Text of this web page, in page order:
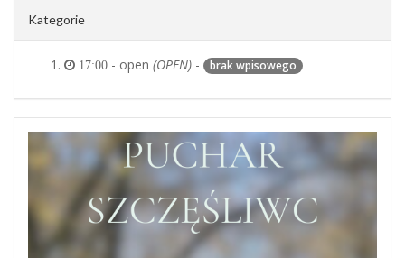
Kategorie
17:00 - open (OPEN) - brak wpisowego